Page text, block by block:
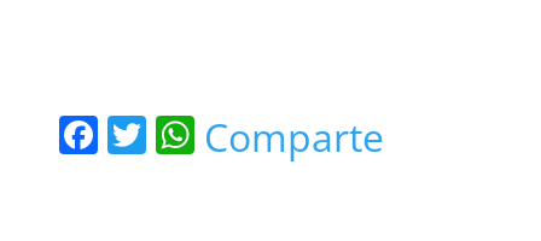
F T W
Comparte